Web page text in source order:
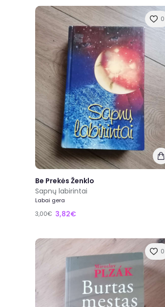
0
Be Prekės Ženklo
Sapnų labirintai
Labai gera
3,00€ 3,82€
0